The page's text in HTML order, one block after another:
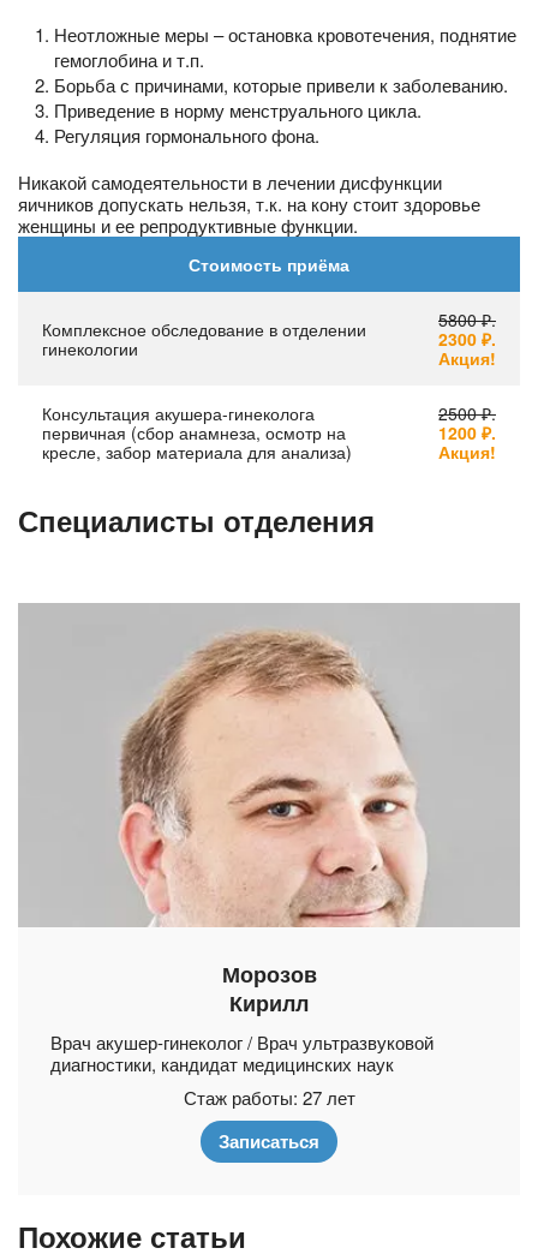
Неотложные меры – остановка кровотечения, поднятие
гемоглобина и т.п.
Борьба с причинами, которые привели к заболеванию.
Приведение в норму менструального цикла.
Регуляция гормонального фона.
Никакой самодеятельности в лечении дисфункции
яичников допускать нельзя, т.к. на кону стоит здоровье
женщины и ее репродуктивные функции.
Стоимость приёма
Комплексное обследование в отделении
гинекологии
5800 ₽.
2300 ₽.
Акция!
Консультация акушера-гинеколога
первичная (сбор анамнеза, осмотр на
кресле, забор материала для анализа)
2500 ₽.
1200 ₽.
Акция!
Специалисты отделения
Морозов
Кирилл
Врач акушер-гинеколог / Врач ультразвуковой
диагностики, кандидат медицинских наук
Стаж работы: 27 лет
Записаться
Похожие статьи